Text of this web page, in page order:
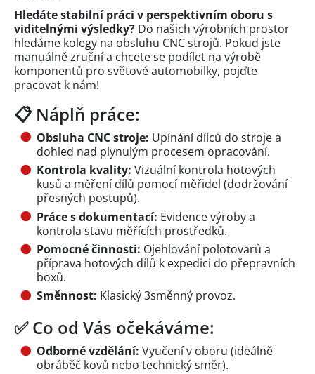
Hledáte stabilní práci v perspektivním oboru s
viditelnými výsledky? Do našich výrobních prostor
hledáme kolegy na obsluhu CNC strojů. Pokud jste
manuálně zruční a chcete se podílet na výrobě
komponentů pro světové automobilky, pojďte
pracovat k nám!
📋 Náplň práce:
Obsluha CNC stroje: Upínání dílců do stroje a
dohled nad plynulým procesem opracování.
Kontrola kvality: Vizuální kontrola hotových
kusů a měření dílů pomocí měřidel (dodržování
přesných postupů).
Práce s dokumentací: Evidence výroby a
kontrola stavu měřících prostředků.
Pomocné činnosti: Ojehlování polotovarů a
příprava hotových dílů k expedici do přepravních
boxů.
Směnnost: Klasický 3směnný provoz.
✅ Co od Vás očekáváme:
Odborné vzdělání: Vyučení v oboru (ideálně
obráběč kovů nebo technický směr).